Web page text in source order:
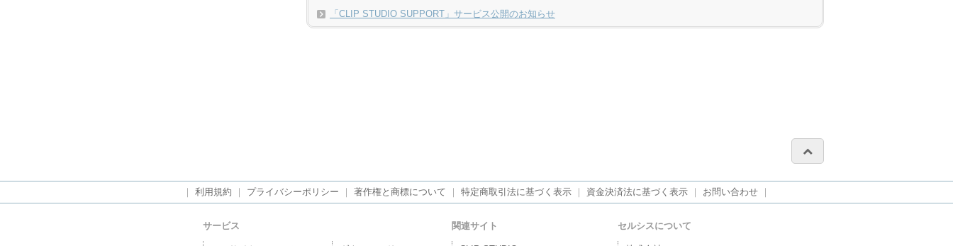
「CLIP STUDIO SUPPORT」サービス公開のお知らせ
利用規約 プライバシーポリシー 著作権と商標について 特定商取引法に基づく表示 資金決済法に基づく表示 お問い合わせ
サービス 関連サイト セルシスについて